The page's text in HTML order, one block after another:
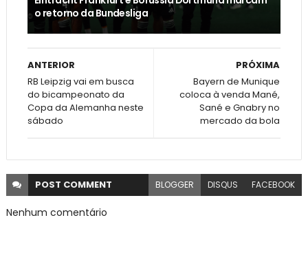
o retorno da Bundesliga
PRÓXIMA
Bayern de Munique
coloca à venda Mané,
Sané e Gnabry no
mercado da bola
ANTERIOR
RB Leipzig vai em busca
do bicampeonato da
Copa da Alemanha neste
sábado
POST COMMENT BLOGGER DISQUS FACEBOOK
Nenhum comentário